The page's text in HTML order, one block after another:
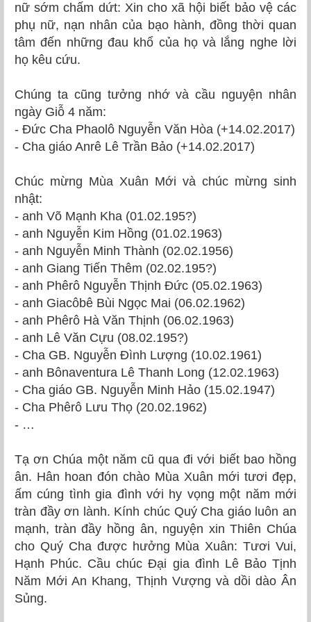
nữ sớm chấm dứt: Xin cho xã hội biết bảo vệ các
phụ nữ, nạn nhân của bạo hành, đồng thời quan
tâm đến những đau khổ của họ và lắng nghe lời
họ kêu cứu.
Chúng ta cũng tưởng nhớ và cầu nguyện nhân
ngày Giỗ 4 năm:
- Đức Cha Phaolô Nguyễn Văn Hòa (+14.02.2017)
- Cha giáo Anrê Lê Trần Bảo (+14.02.2017)
Chúc mừng Mùa Xuân Mới và chúc mừng sinh
nhật:
- anh Võ Mạnh Kha (01.02.195?)
- anh Nguyễn Kim Hồng (01.02.1963)
- anh Nguyễn Minh Thành (02.02.1956)
- anh Giang Tiến Thêm (02.02.195?)
- anh Phêrô Nguyễn Thịnh Đức (05.02.1963)
- anh Giacôbê Bùi Ngọc Mai (06.02.1962)
- anh Phêrô Hà Văn Thịnh (06.02.1963)
- anh Lê Văn Cựu (08.02.195?)
- Cha GB. Nguyễn Đình Lượng (10.02.1961)
- anh Bônaventura Lê Thanh Long (12.02.1963)
- Cha giáo GB. Nguyễn Minh Hảo (15.02.1947)
- Cha Phêrô Lưu Thọ (20.02.1962)
- …
Tạ ơn Chúa một năm cũ qua đi với biết bao hồng
ân. Hân hoan đón chào Mùa Xuân mới tươi đẹp,
ấm cúng tình gia đình với hy vọng một năm mới
tràn đầy ơn lành. Kính chúc Quý Cha giáo luôn an
mạnh, tràn đầy hồng ân, nguyện xin Thiên Chúa
cho Quý Cha được hưởng Mùa Xuân: Tươi Vui,
Hạnh Phúc. Cầu chúc Đại gia đình Lê Bảo Tịnh
Năm Mới An Khang, Thịnh Vượng và dồi dào Ân
Sủng.